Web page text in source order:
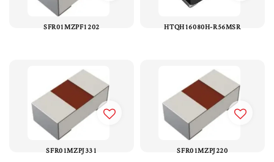
SFR01MZPF1202 HTQH16080H-R56MSR
SFR01MZPJ331 SFR01MZPJ220